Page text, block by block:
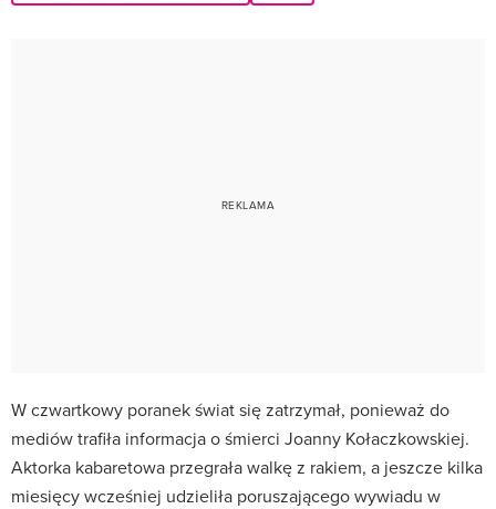
W czwartkowy poranek świat się zatrzymał, ponieważ do
mediów trafiła informacja o śmierci Joanny Kołaczkowskiej.
Aktorka kabaretowa przegrała walkę z rakiem, a jeszcze kilka
miesięcy wcześniej udzieliła poruszającego wywiadu w